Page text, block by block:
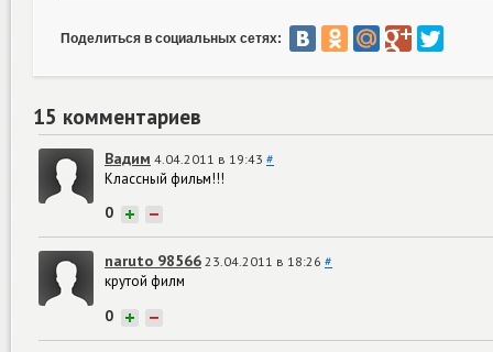
Поделиться в социальных сетях:
15 комментариев
Вадим 4.04.2011 в 19:43 #
Классный фильм!!!
0 + −
naruto 98566 23.04.2011 в 18:26 #
крутой филм
0 + −